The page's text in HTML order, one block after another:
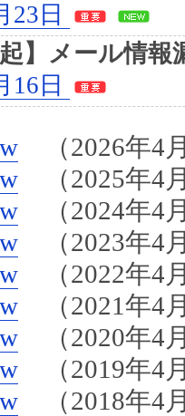
23日
起】メール情
16日
（2026年4
（2025年4
（2024年4
（2023年4
（2022年4
（2021年4
（2020年4
（2019年4
（2018年4